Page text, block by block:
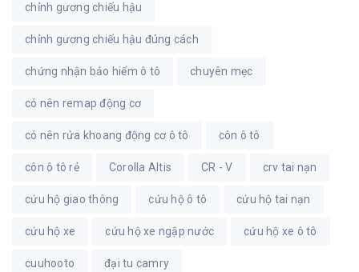
chỉnh gương chiếu hậu
chỉnh gương chiếu hậu đúng cách
chứng nhận bảo hiểm ô tô chuyên mẹc
có nên remap động cơ
có nên rửa khoang động cơ ô tô côn ô tô
côn ô tô rẻ Corolla Altis CR - V crv tai nạn
cứu hộ giao thông cứu hộ ô tô cứu hộ tai nạn
cứu hộ xe cứu hộ xe ngập nước cứu hộ xe ô tô
cuuhooto đại tu camry